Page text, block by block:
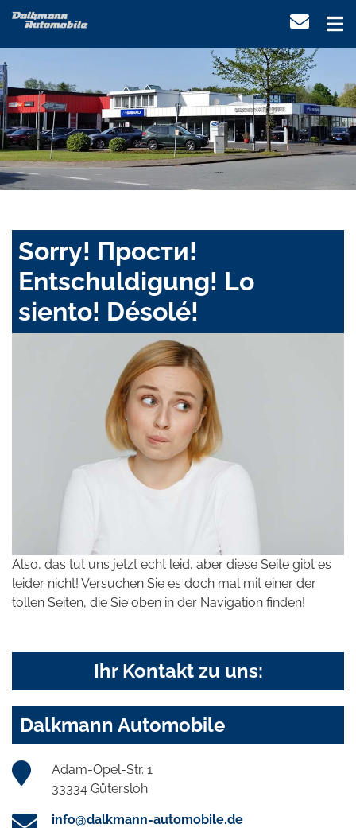
Sorry! Прости!
Entschuldigung! Lo
siento! Désolé!
Also, das tut uns jetzt echt leid, aber diese Seite gibt es
leider nicht! Versuchen Sie es doch mal mit einer der
tollen Seiten, die Sie oben in der Navigation finden!
Ihr Kontakt zu uns:
Dalkmann Automobile
Adam-Opel-Str. 1
33334 Gütersloh
info@dalkmann-automobile.de